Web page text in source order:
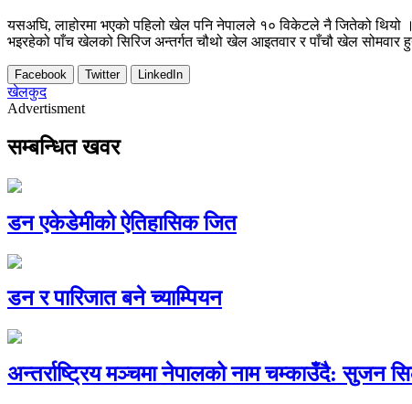
यसअघि, लाहोरमा भएको पहिलो खेल पनि नेपालले १० विकेटले नै जितेको थियो
भइरहेको पाँच खेलको सिरिज अन्तर्गत चौथो खेल आइतवार र पाँचौ खेल
Facebook Twitter LinkedIn
खेलकुद
Advertisment
सम्बन्धित खवर
डन एकेडेमीको ऐतिहासिक जित
डन र पारिजात बने च्याम्पियन
अन्तर्राष्ट्रिय मञ्चमा नेपालको नाम चम्काउँदै: सुजन